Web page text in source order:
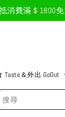
滿＄1800免運費
搜尋
Taste＆外出 GoOut